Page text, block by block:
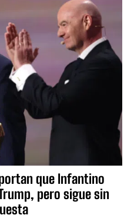
que Infantino
pero sigue sin